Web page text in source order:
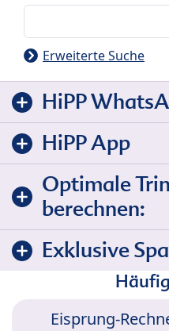
Erweiterte Suche
HiPP
HiPP App
Optimale
berechnen:
Exklusive
Eisprung-